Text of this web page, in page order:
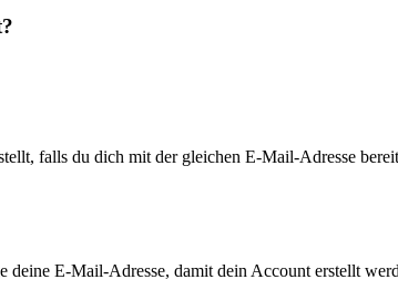
falls du dich mit der gleichen E-Mail-Adresse
E-Mail-Adresse, damit dein Account erstellt